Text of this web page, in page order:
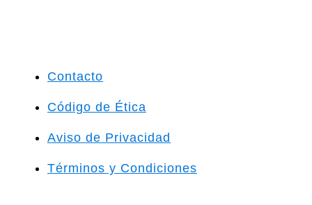
Contacto
Código de Ética
Aviso de Privacidad
Términos y Condiciones